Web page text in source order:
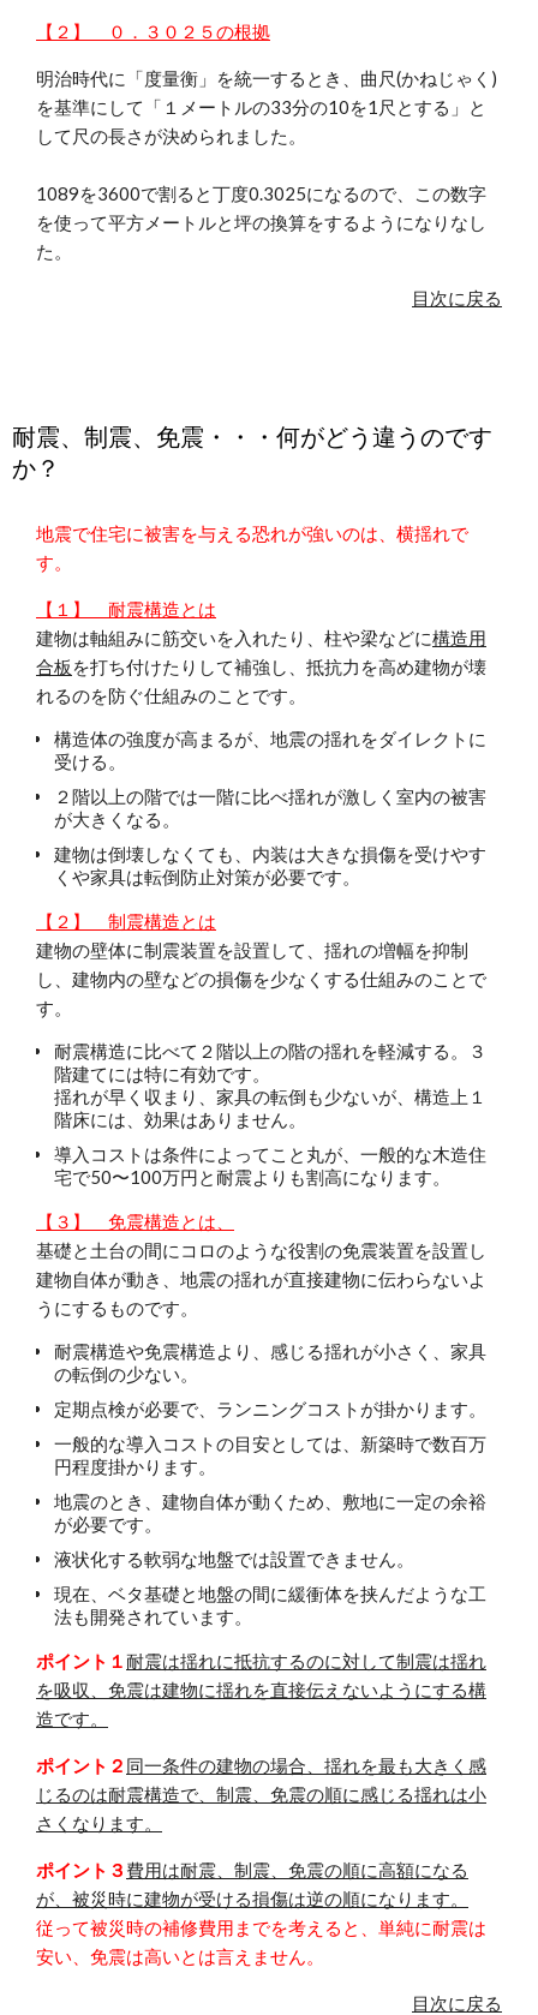
【２】 ０．３０２５の根拠
明治時代に「度量衡」を統一するとき、曲尺(かねじゃく)
を基準にして「１メートルの33分の10を1尺とする」と
して尺の長さが決められました。
1089を3600で割ると丁度0.3025になるので、この数字
を使って平方メートルと坪の換算をするようになりなし
た。
目次に戻る
耐震、制震、免震・・・何がどう違うのです
か？
地震で住宅に被害を与える恐れが強いのは、横揺れで
す。
【１】 耐震構造とは
建物は軸組みに筋交いを入れたり、柱や梁などに構造用
合板 を打ち付けたりして補強し、抵抗力を高め建物が壊
れるのを防ぐ仕組みのことです。
構造体の強度が高まるが、地震の揺れをダイレクトに
受ける。
２階以上の階では一階に比べ揺れが激しく室内の被害
が大きくなる。
建物は倒壊しなくても、内装は大きな損傷を受けやす
くや家具は転倒防止対策が必要です。
【２】 制震構造とは
建物の壁体に制震装置を設置して、揺れの増幅を抑制
し、建物内の壁などの損傷を少なくする仕組みのことで
す。
耐震構造に比べて２階以上の階の揺れを軽減する。３
階建てには特に有効です。
揺れが早く収まり、家具の転倒も少ないが、構造上１
階床には、効果はありません。
導入コストは条件によってこと丸が、一般的な木造住
宅で50〜100万円と耐震よりも割高になります。
【３】 免震構造とは、
基礎と土台の間にコロのような役割の免震装置を設置し
建物自体が動き、地震の揺れが直接建物に伝わらないよ
うにするものです。
耐震構造や免震構造より、感じる揺れが小さく、家具
の転倒の少ない。
定期点検が必要で、ランニングコストが掛かります。
一般的な導入コストの目安としては、新築時で数百万
円程度掛かります。
地震のとき、建物自体が動くため、敷地に一定の余裕
が必要です。
液状化する軟弱な地盤では設置できません。
現在、ベタ基礎と地盤の間に緩衝体を挟んだような工
法も開発されています。
ポイント１耐震は揺れに抵抗するのに対して制震は揺れ
を吸収、免震は建物に揺れを直接伝えないようにする構
造です。
ポイント２ 同一条件の建物の場合、揺れを最も大きく感
じるのは耐震構造で、 制震、免震の順に感じる揺れは小
さくなります。
ポイント３ 費用は耐震、制震、免震の順に高額になる
が、被災時に建物が受ける損傷は逆の順になります。
従って被災時の補修費用までを考えると、単純に耐震は
安い、免震は高いとは言えません。
目次に戻る